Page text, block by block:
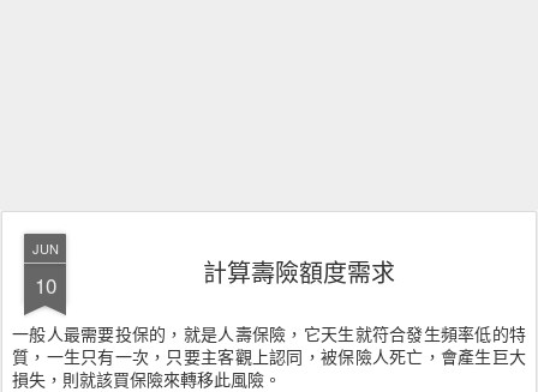
JUN
10 計算壽險額度需求
一般人最需要投保的，就是人壽保險，它天生就符合發生頻率低的特
質，一生只有一次，只要主客觀上認同，被保險人死亡，會產生巨大
損失，則就該買保險來轉移此風險。